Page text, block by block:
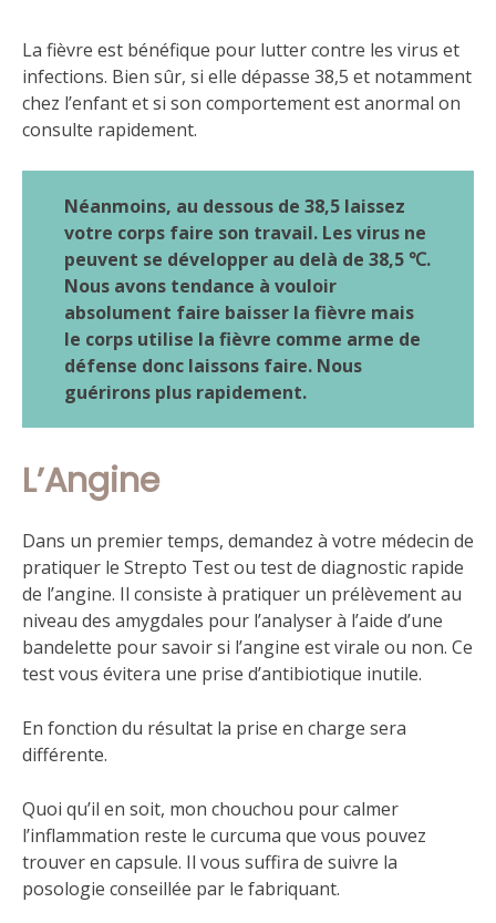
La fièvre est bénéfique pour lutter contre les virus et
infections. Bien sûr, si elle dépasse 38,5 et notamment
chez l’enfant et si son comportement est anormal on
consulte rapidement.
Néanmoins, au dessous de 38,5 laissez
votre corps faire son travail. Les virus ne
peuvent se développer au delà de 38,5 ℃.
Nous avons tendance à vouloir
absolument faire baisser la fièvre mais
le corps utilise la fièvre comme arme de
défense donc laissons faire. Nous
guérirons plus rapidement.
L’Angine
Dans un premier temps, demandez à votre médecin de
pratiquer le Strepto Test ou test de diagnostic rapide
de l’angine. Il consiste à pratiquer un prélèvement au
niveau des amygdales pour l’analyser à l’aide d’une
bandelette pour savoir si l’angine est virale ou non. Ce
test vous évitera une prise d’antibiotique inutile.
En fonction du résultat la prise en charge sera
différente.
Quoi qu’il en soit, mon chouchou pour calmer
l’inflammation reste le curcuma que vous pouvez
trouver en capsule. Il vous suffira de suivre la
posologie conseillée par le fabriquant.